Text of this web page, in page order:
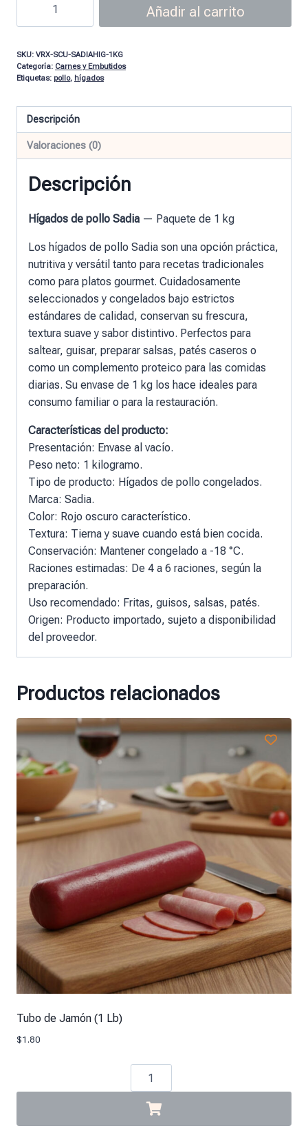
Añadir al carrito
SKU: VRX-SCU-SADIAHIG-1KG
Categoría: Carnes y Embutidos
Etiquetas: pollo, hígados
Descripción
Valoraciones (0)
Descripción
Hígados de pollo Sadia — Paquete de 1 kg
Los hígados de pollo Sadia son una opción práctica,
nutritiva y versátil tanto para recetas tradicionales
como para platos gourmet. Cuidadosamente
seleccionados y congelados bajo estrictos
estándares de calidad, conservan su frescura,
textura suave y sabor distintivo. Perfectos para
saltear, guisar, preparar salsas, patés caseros o
como un complemento proteico para las comidas
diarias. Su envase de 1 kg los hace ideales para
consumo familiar o para la restauración.
Características del producto:
Presentación: Envase al vacío.
Peso neto: 1 kilogramo.
Tipo de producto: Hígados de pollo congelados.
Marca: Sadia.
Color: Rojo oscuro característico.
Textura: Tierna y suave cuando está bien cocida.
Conservación: Mantener congelado a -18 °C.
Raciones estimadas: De 4 a 6 raciones, según la
preparación.
Uso recomendado: Fritas, guisos, salsas, patés.
Origen: Producto importado, sujeto a disponibilidad
del proveedor.
Productos relacionados
Tubo de Jamón (1 Lb)
$1.80